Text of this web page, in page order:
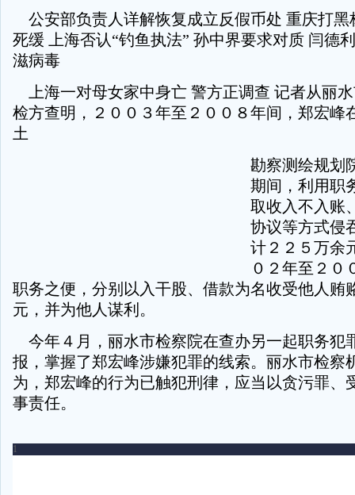
公安部负责人详解恢复成立反假币处 重庆打黑
死缓 上海否认“钓鱼执法” 孙中界要求对质 闫德
滋病毒
上海一对母女家中身亡 警方正调查 记者从丽
检方查明，２００３年至２００８年间，郑宏峰
土
勘察测绘规划
期间，利用职
取收入不入账
协议等方式侵
计２２５万余
０２年至２０
职务之便，分别以入干股、借款为名收受他人贿
元，并为他人谋利。
今年４月，丽水市检察院在查办另一起职务犯
报，掌握了郑宏峰涉嫌犯罪的线索。丽水市检察
为，郑宏峰的行为已触犯刑律，应当以贪污罪、
事责任。